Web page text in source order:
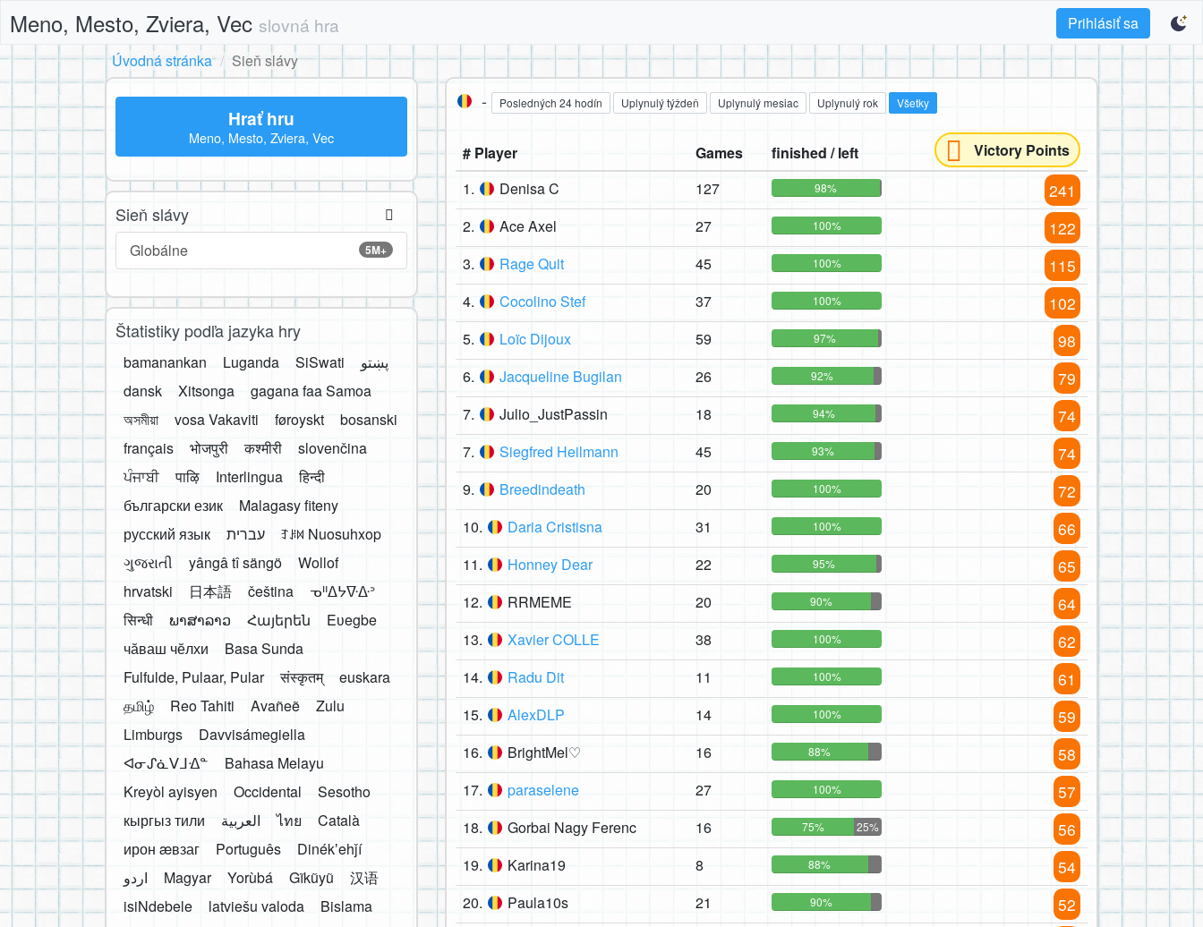
Meno, Mesto, Zviera, Vec slovná hra
Prihlásiť sa
Úvodná stránka
Sieň slávy
- Posledných 24 hodín Uplynulý týždeň Uplynulý mesiac Uplynulý rok Všetky
# Player Games finished / left
Victory Points
1.
Denisa C 127 98% 241
2. Ace Axel 27 100% 122
3. Rage Quit 45 100% 115
4. Cocolino Stef 37 100% 102
5. Loïc Dijoux 59 97% 98
6. Jacqueline Bugilan 26 92% 79
7. Julio_JustPassin 18 94% 74
7. Siegfred Heilmann 45 93% 74
9. Breedindeath 20 100% 72
10. Daria Cristisna 31 100% 66
11. Honney Dear 22 95% 65
12. RRMEME 20 90% 64
13. Xavier COLLE 38 100% 62
14. Radu Dit 11 100% 61
15. AlexDLP 14 100% 59
16. BrightMel♡ 16 88% 58
17. paraselene 27 100% 57
18. Gorbai Nagy Ferenc 16 75% 25% 56
19. Karina19 8 88% 54
20. Paula10s 21 90% 52
Hrať hru
Meno, Mesto, Zviera, Vec
Sieň slávy
5M+
Globálne
Štatistiky podľa jazyka hry
bamanankan Luganda SiSwati
پښتو
dansk
Xitsonga
gagana faa Samoa
অসমীয়া
vosa Vakaviti føroyskt
bosanski
français
भोजपुरी कश्मीरी
slovenčina
ਪੰਜਾਬੀ
पाऴि Interlingua
हिन्दी
български език
Malagasy fiteny
русский язык
עברית
ꆈꌠ꒿ Nuosuhxop
ગુજરાતી
yângâ tî sängö
Wollof
hrvatski
日本語 čeština
ᓀᐦᐃᔭᐍᐏᐣ
सिन्धी
ພາສາລາວ Հայերեն
Eʋegbe
чӑваш чӗлхи
Basa Sunda
Fulfulde, Pulaar, Pular
संस्कृतम्
euskara
தமிழ்
Reo Tahiti Avañeẽ
Zulu
Limburgs
Davvisámegiella
ᐊᓂᔑᓈᐯᒧᐎᓐ
Bahasa Melayu
Kreyòl ayisyen
Occidental
Sesotho
кыргыз тили
العربية ไทย
Català
ирон æвзаг
Português
Dinékʼehǰí
اردو
Magyar Yorùbá Gĩkũyũ
汉语
isiNdebele
latviešu valoda
Bislama